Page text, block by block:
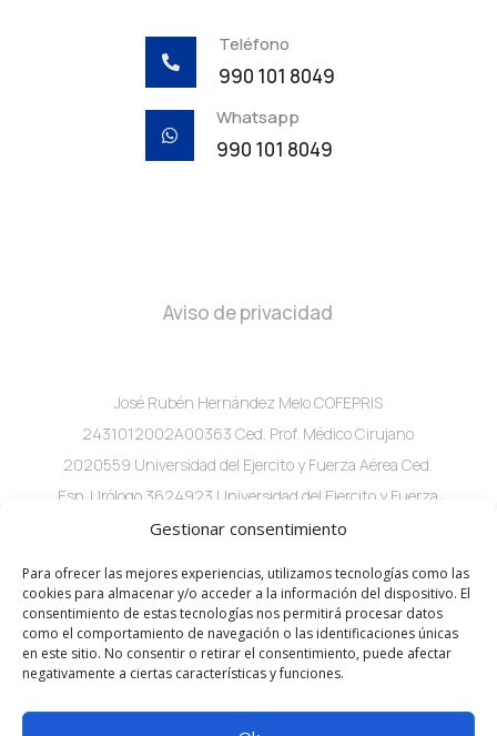
Gestionar consentimiento
Para ofrecer las mejores experiencias, utilizamos tecnologías como las
cookies para almacenar y/o acceder a la información del dispositivo. El
consentimiento de estas tecnologías nos permitirá procesar datos
como el comportamiento de navegación o las identificaciones únicas
en este sitio. No consentir o retirar el consentimiento, puede afectar
negativamente a ciertas características y funciones.

Teléfono
990 101 8049

Whatsapp
990 101 8049
Aviso de privacidad
José Rubén Hernández Melo COFEPRIS
2431012002A00363 Ced. Prof. Médico Cirujano
2020559 Universidad del Ejercito y Fuerza Aérea Ced.
Esp. Urólogo 3624923 Universidad del Ejercito y Fuerza
Aérea C. 60 #282A x 29 Local 2 consultorio 1 Col.